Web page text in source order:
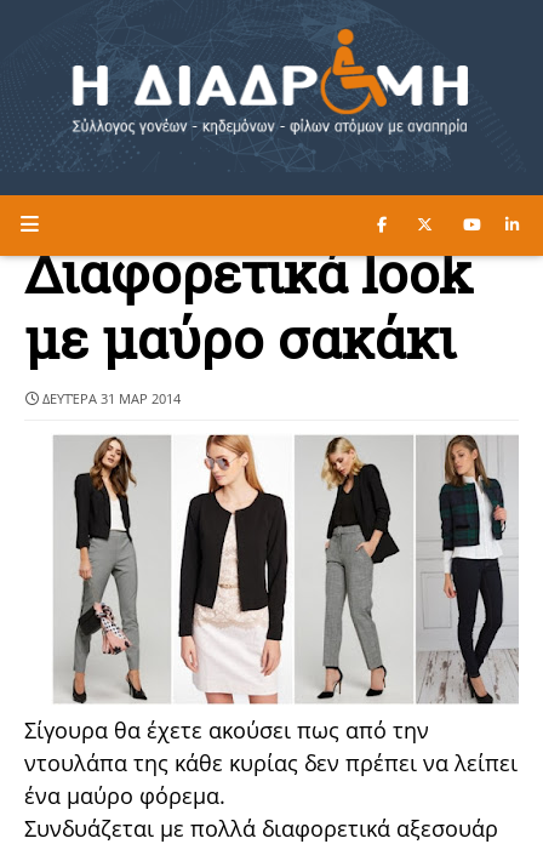
Η ΔΙΑΔΡΟΜΗ ΔΙΑΒΑΣΤΕ ΕΔΩ ►
Διαφορετικά look
με μαύρο σακάκι
ΔΕΥΤΈΡΑ 31 ΜΑΡ 2014
Σίγουρα θα έχετε ακούσει πως από την
ντουλάπα της κάθε κυρίας δεν πρέπει να λείπει
ένα μαύρο φόρεμα.
Συνδυάζεται με πολλά διαφορετικά αξεσουάρ